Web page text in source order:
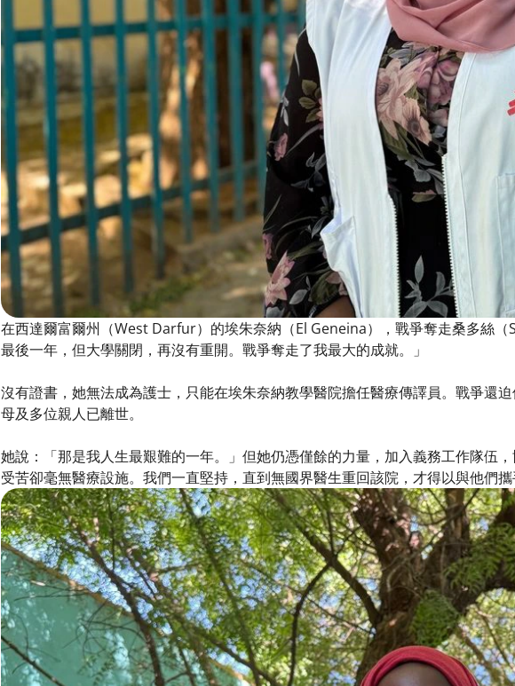
在西達爾富爾州（West Darfur）的埃朱奈納（El Geneina），戰爭奪走桑多絲
最後一年，但大學關閉，再沒有重開。戰爭奪走了我最大的成就。」
沒有證書，她無法成為護士，只能在埃朱奈納教學醫院擔任醫療傳譯員。戰爭還
母及多位親人已離世。
她說：「那是我人生最艱難的一年。」但她仍憑僅餘的力量，加入義務工作隊伍
受苦卻毫無醫療設施。我們一直堅持，直到無國界醫生重回該院，才得以與他們攜